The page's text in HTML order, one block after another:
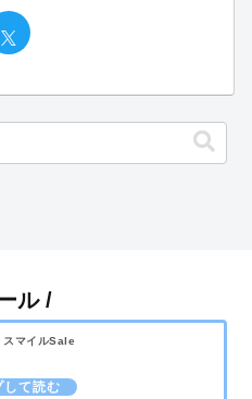
ル /
スマイルSale